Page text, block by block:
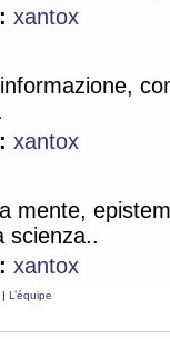
xantox
xantox
mente,
scienza..
xantox
| L’équipe